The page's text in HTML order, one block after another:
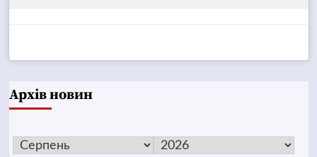
Архів новин